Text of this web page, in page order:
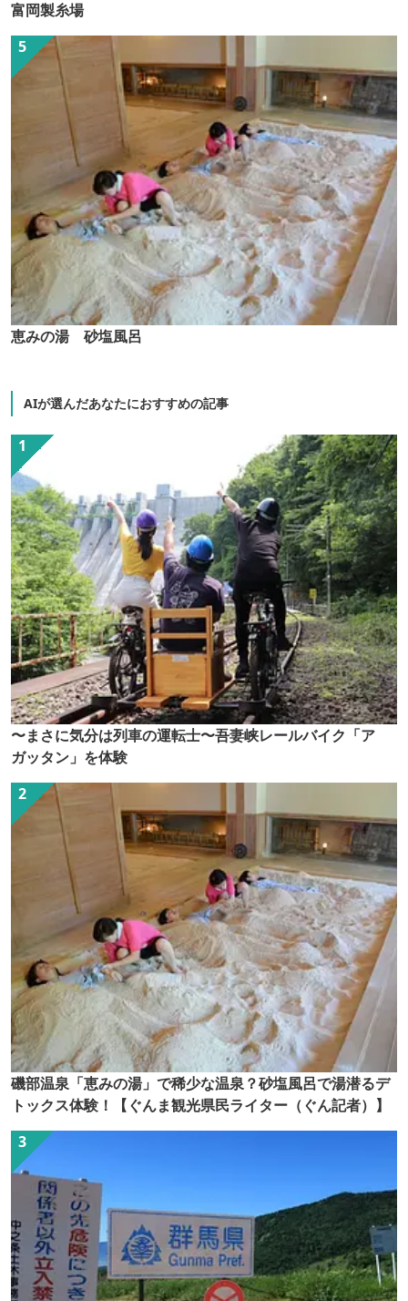
富岡製糸場
恵みの湯 砂塩風呂
AIが選んだあなたにおすすめの記事
〜まさに気分は列車の運転士〜吾妻峡レールバイク「ア
ガッタン」を体験
磯部温泉「恵みの湯」で稀少な温泉？砂塩風呂で湯潜るデ
トックス体験！【ぐんま観光県民ライター（ぐん記者）】